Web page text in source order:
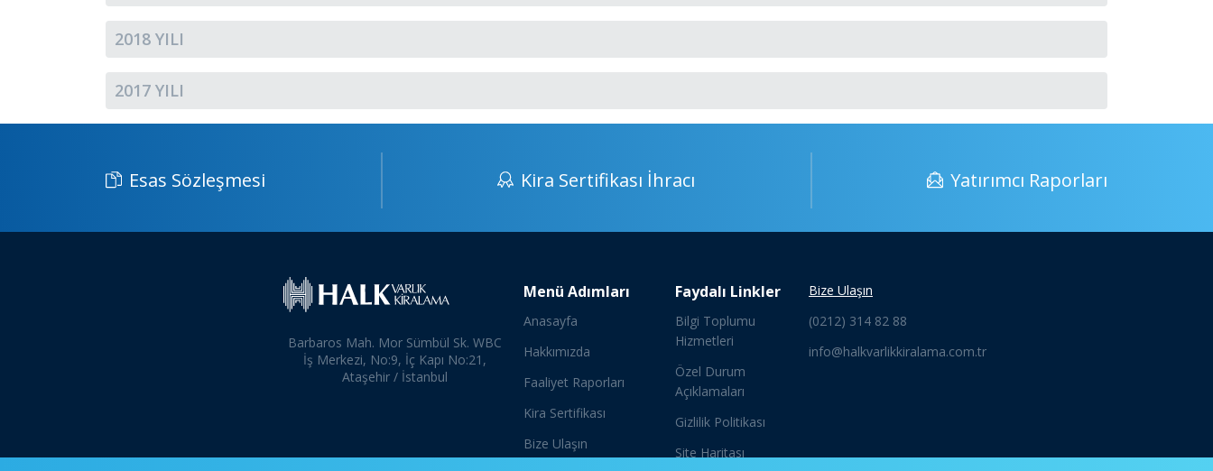
2018 YILI
2017 YILI
Esas Sözleşmesi Kira Sertifikası İhracı Yatırımcı Raporları
Barbaros Mah. Mor Sümbül Sk. WBC
İş Merkezi, No:9, İç Kapı No:21,
Ataşehir / İstanbul
Menü Adımları
Anasayfa
Hakkımızda
Faaliyet Raporları
Kira Sertifikası
Bize Ulaşın
Faydalı Linkler
Bilgi Toplumu
Hizmetleri
Özel Durum
Açıklamaları
Gizlilik Politikası
Site Haritası
Bize Ulaşın
(0212) 314 82 88
info@halkvarlikkiralama.com.tr